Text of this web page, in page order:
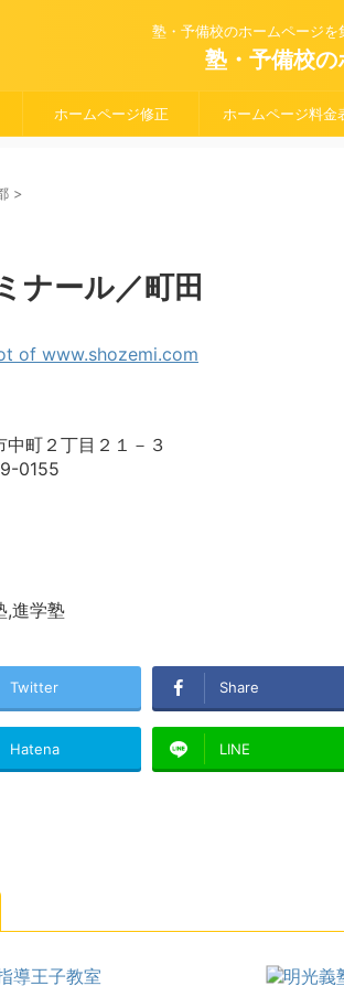
塾・予備校のホームページを
塾・予備校
ホームページ修正 ホームページ料金
>
ナール／町田
中町２丁目２１－３
0155
,進学塾
Twitter Share
Hatena LINE